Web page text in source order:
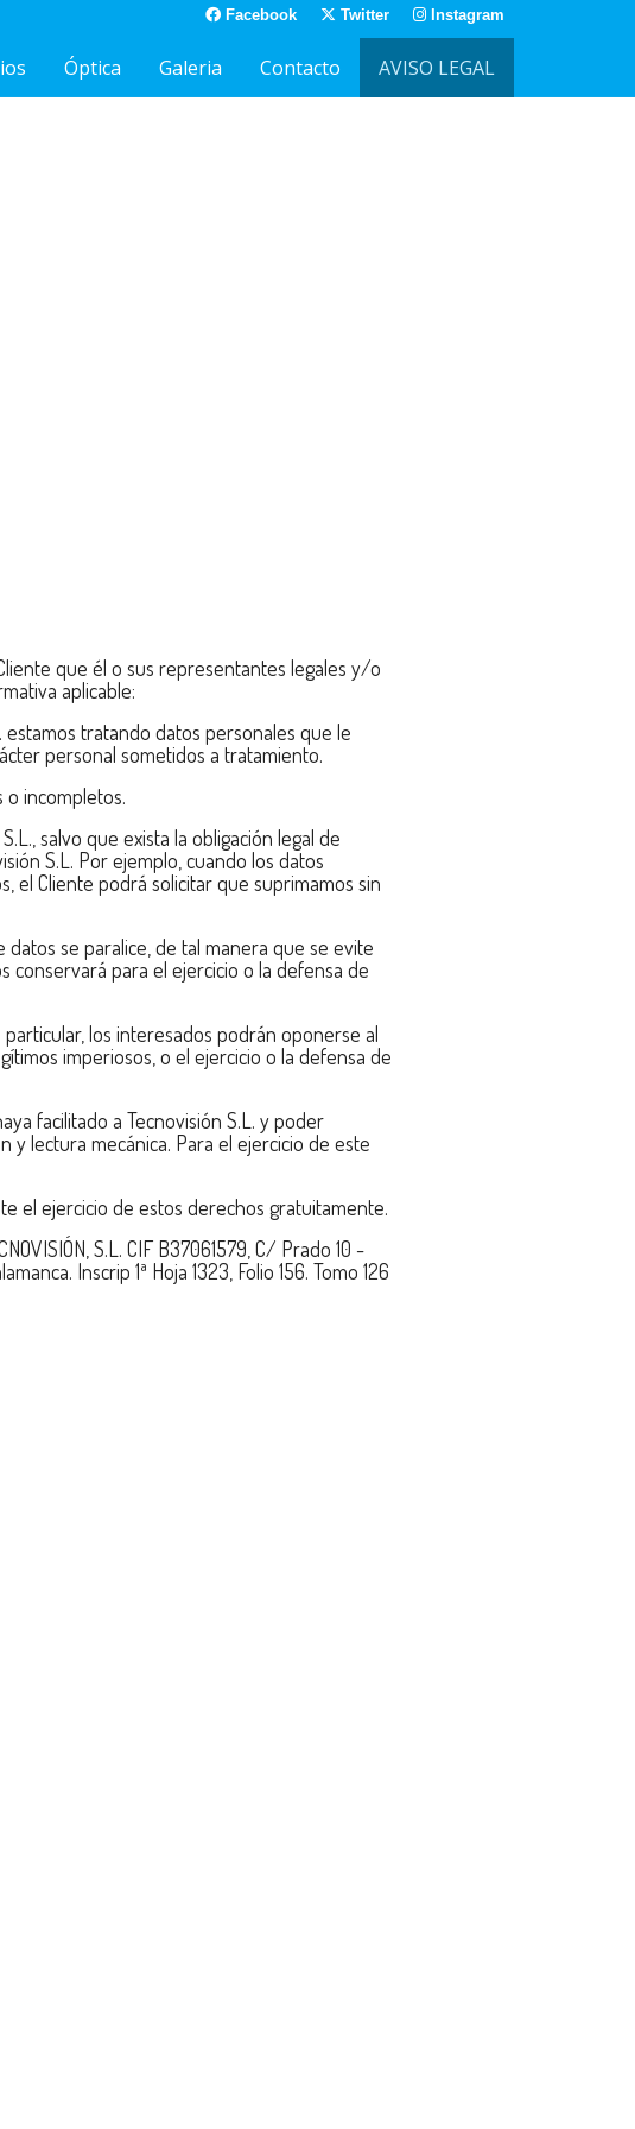
Facebook Twitter Instagram
Óptica Galeria Contacto AVISO LEGAL
que él o sus representantes legales y/o
aplicable:
tratando datos personales que le
personal sometidos a tratamiento.
incompletos.
salvo que exista la obligación legal de
S.L. Por ejemplo, cuando los datos
el Cliente podrá solicitar que suprimamos sin
se paralice, de tal manera que se evite
para el ejercicio o la defensa de
los interesados podrán oponerse al
imperiosos, o el ejercicio o la defensa de
facilitado a Tecnovisión S.L. y poder
lectura mecánica. Para el ejercicio de este
el ejercicio de estos derechos gratuitamente.
S.L. CIF B37061579, C/ Prado 10 -
Inscrip 1ª Hoja 1323, Folio 156. Tomo 126